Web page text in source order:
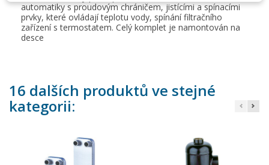
automatiky s proudovým chráničem, jistícími a spínacími
prvky, které ovládají teplotu vody, spínání filtračního
zařízení s termostatem. Celý komplet je namontován na
desce
16 dalších produktů ve stejné
kategorii: